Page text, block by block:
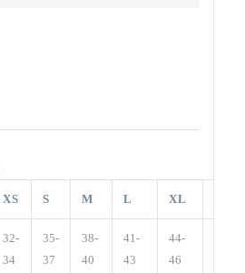
XS S M L XL
32-
34
35-
37
38-
40
41-
43
44-
46